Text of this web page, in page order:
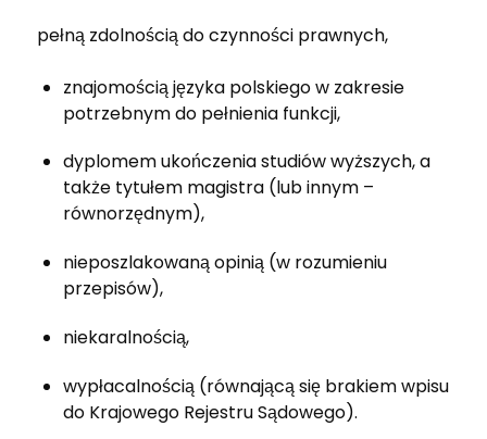
pełną zdolnością do czynności prawnych,
znajomością języka polskiego w zakresie
potrzebnym do pełnienia funkcji,
dyplomem ukończenia studiów wyższych, a
także tytułem magistra (lub innym –
równorzędnym),
nieposzlakowanąopinią (w rozumieniu
przepisów),
niekaralnością,
wypłacalnością (równającą się brakiem wpisu
do Krajowego Rejestru Sądowego).